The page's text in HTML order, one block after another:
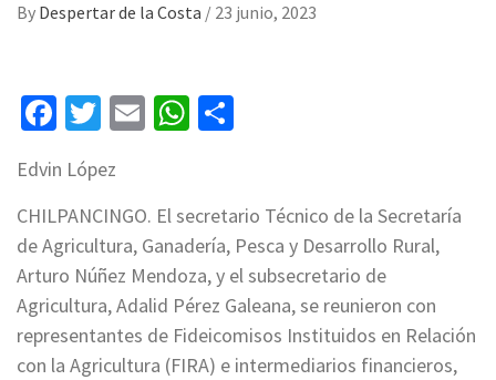
By Despertar de la Costa / 23 junio, 2023
Facebook
Twitter
EmailWhatsApp
Edvin López
CHILPANCINGO. El secretario Técnico de la Secretaría
de Agricultura, Ganadería, Pesca y Desarrollo Rural,
Arturo Núñez Mendoza, y el subsecretario de
Agricultura, Adalid Pérez Galeana, se reunieron con
representantes de Fideicomisos Instituidos en Relación
con la Agricultura (FIRA) e intermediarios financieros,